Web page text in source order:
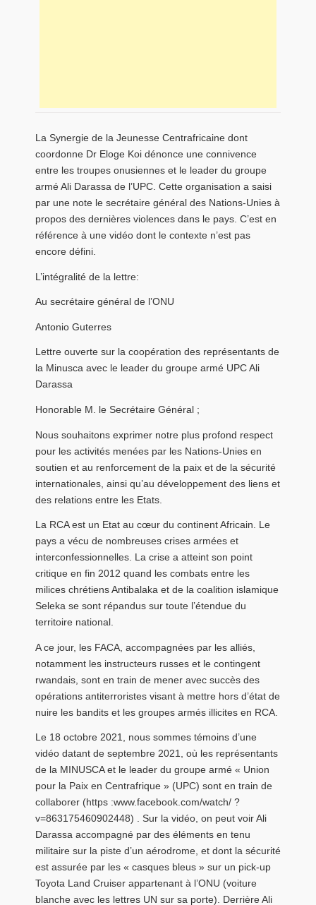
La Synergie de la Jeunesse Centrafricaine dont
coordonne Dr Eloge Koi dénonce une connivence
entre les troupes onusiennes et le leader du groupe
armé Ali Darassa de l’UPC. Cette organisation a saisi
par une note le secrétaire général des Nations-Unies à
propos des dernières violences dans le pays. C’est en
référence à une vidéo dont le contexte n’est pas
encore défini.
L’intégralité de la lettre:
Au secrétaire général de l’ONU
Antonio Guterres
Lettre ouverte sur la coopération des représentants de
la Minusca avec le leader du groupe armé UPC Ali
Darassa
Honorable M. le Secrétaire Général ;
Nous souhaitons exprimer notre plus profond respect
pour les activités menées par les Nations-Unies en
soutien et au renforcement de la paix et de la sécurité
internationales, ainsi qu’au développement des liens et
des relations entre les Etats.
La RCA est un Etat au cœur du continent Africain. Le
pays a vécu de nombreuses crises armées et
interconfessionnelles. La crise a atteint son point
critique en fin 2012 quand les combats entre les
milices chrétiens Antibalaka et de la coalition islamique
Seleka se sont répandus sur toute l’étendue du
territoire national.
A ce jour, les FACA, accompagnées par les alliés,
notamment les instructeurs russes et le contingent
rwandais, sont en train de mener avec succès des
opérations antiterroristes visant à mettre hors d’état de
nuire les bandits et les groupes armés illicites en RCA.
Le 18 octobre 2021, nous sommes témoins d’une
vidéo datant de septembre 2021, où les représentants
de la MINUSCA et le leader du groupe armé « Union
pour la Paix en Centrafrique » (UPC) sont en train de
collaborer (https :www.facebook.com/watch/ ?
v=863175460902448) . Sur la vidéo, on peut voir Ali
Darassa accompagné par des éléments en tenu
militaire sur la piste d’un aérodrome, et dont la sécurité
est assurée par les « casques bleus » sur un pick-up
Toyota Land Cruiser appartenant à l’ONU (voiture
blanche avec les lettres UN sur sa porte). Derrière Ali